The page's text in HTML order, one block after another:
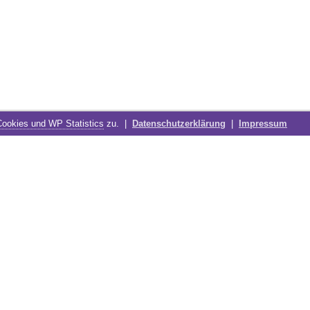
und WP Statistics zu. | Datenschutzerklärung Impressum